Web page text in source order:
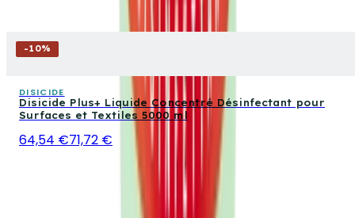
-10%
DISICIDE
Disicide Plus+ Liquide Concentré Désinfectant pour
Surfaces et Textiles 5000 ml
64,54 €71,72 €